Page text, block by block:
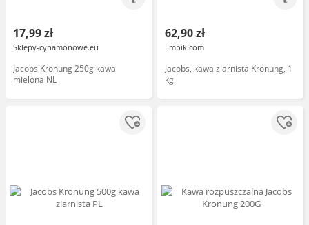
17,99 zł
Sklepy-cynamonowe.eu
Jacobs Kronung 250g kawa
mielona NL
62,90 zł
Empik.com
Jacobs, kawa ziarnista Kronung, 1
kg